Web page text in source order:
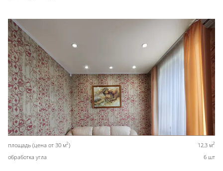
площадь (цена от 30 м2) 12,3 м2
обработка угла 6 шт